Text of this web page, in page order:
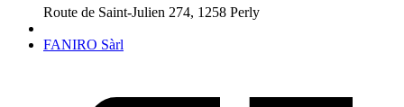
Route de Saint-Julien 274, 1258 Perly
FANIRO Sàrl